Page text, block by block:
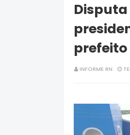
prefeito
INFORME RN